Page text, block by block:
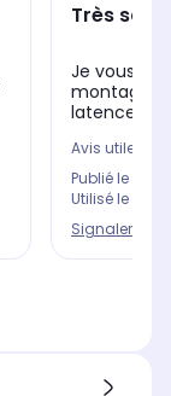
Très
Je vous le
montage
latence, un
Avis utile ?
Publié le
Utilisé le
Signaler un